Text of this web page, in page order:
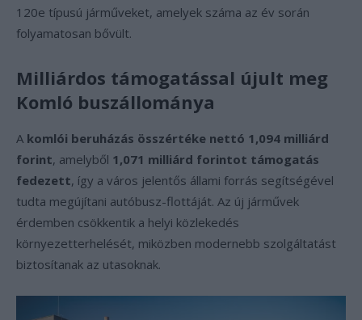
120e típusú járműveket, amelyek száma az év során
folyamatosan bővült.
Milliárdos támogatással újult meg
Komló buszállománya
A komlói beruházás összértéke nettó 1,094 milliárd
forint, amelyből 1,071 milliárd forintot támogatás
fedezett, így a város jelentős állami forrás segítségével
tudta megújítani autóbusz-flottáját. Az új járművek
érdemben csökkentik a helyi közlekedés
környezetterhelését, miközben modernebb szolgáltatást
biztosítanak az utasoknak.